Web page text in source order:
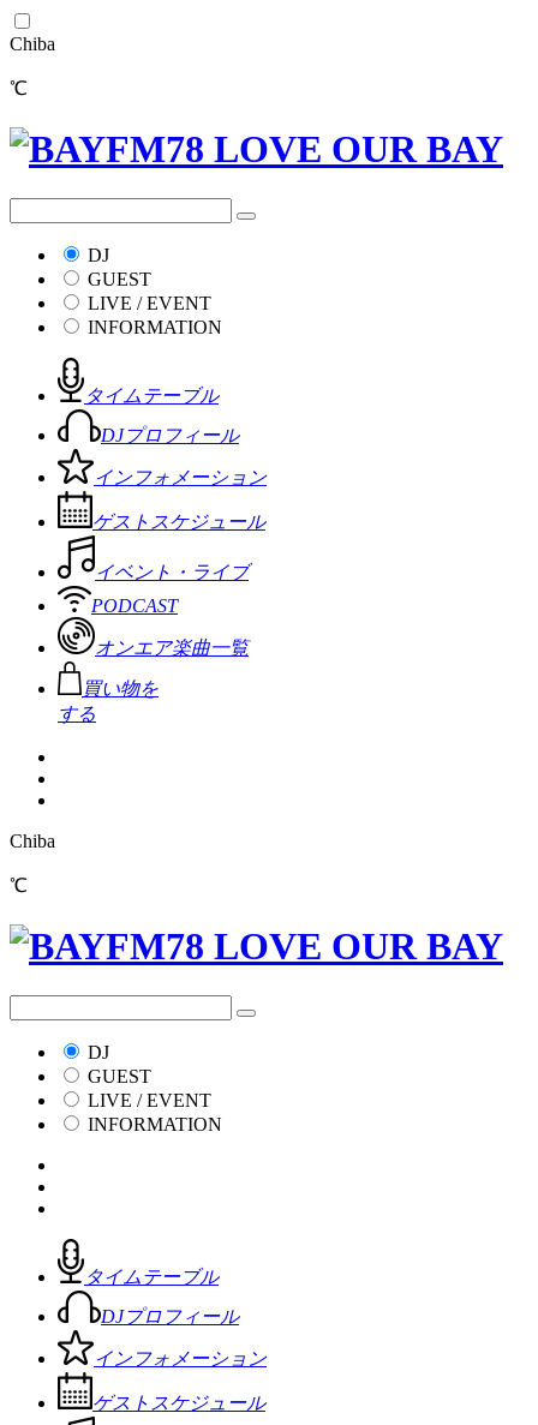
Chiba
℃
DJ
GUEST
LIVE / EVENT
INFORMATION
タイムテーブル
DJプロフィール
インフォメーション
ゲストスケジュール
イベント・ライブ
PODCAST
オンエア楽曲一覧
買い物を
する
Chiba
℃
DJ
GUEST
LIVE / EVENT
INFORMATION
タイムテーブル
DJプロフィール
インフォメーション
ゲストスケジュール